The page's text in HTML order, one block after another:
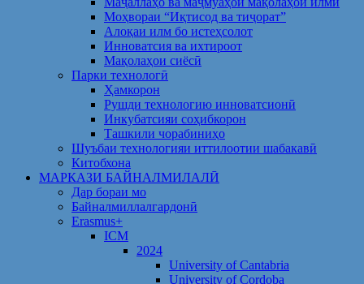
Моҳвораи “Иқтисод ва тиҷорат”
Алоқаи илм бо истеҳсолот
Инноватсия ва ихтироот
Мақолаҳои сиёсӣ
Парки технологӣ
Ҳамкорон
Рушди технологию инноватсионӣ
Инкубатсияи соҳибкорон
Ташкили чорабиниҳо
Шуъбаи технологияи иттилоотии шабакавӣ
Китобхона
МАРКАЗИ БАЙНАЛМИЛАЛӢ
Дар бораи мо
Байналмиллалгардонӣ
Erasmus+
ICM
2024
University of Cantabria
University of Cordoba